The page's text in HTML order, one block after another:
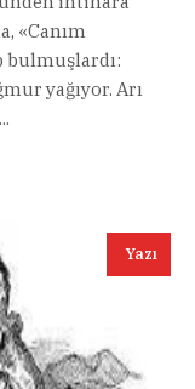
«Canım
bulmuşlardı:
yağıyor. Arı
Yazı